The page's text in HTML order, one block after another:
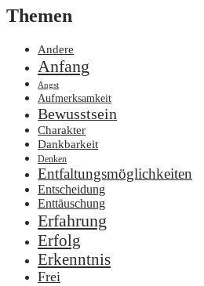
Themen
Andere
Anfang
Angst
Aufmerksamkeit
Bewusstsein
Charakter
Dankbarkeit
Denken
Entfaltungsmöglichkeiten
Entscheidung
Enttäuschung
Erfahrung
Erfolg
Erkenntnis
Frei